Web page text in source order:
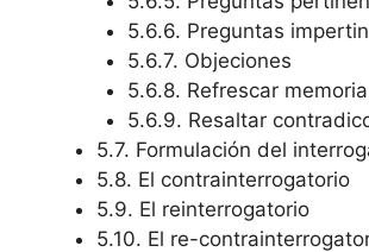
5.6.6. Preguntas
5.6.7. Objeciones
5.6.8. Refrescar memoria
5.6.9. Resaltar
5.7. Formulación del
5.8. El contrainterrogatorio
5.9. El reinterrogatorio
5.10. El re-